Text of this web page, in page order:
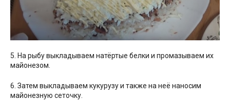
5. На рыбу выкладываем натёртые белки и промазываем их
майонезом.
6. Затем выкладываем кукурузу и также на неё наносим
майонезную сеточку.